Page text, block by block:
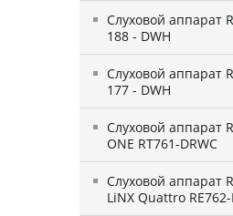
Слуховой аппарат
188 - DWH
Слуховой аппарат
177 - DWH
Слуховой аппарат
ONE RT761-DRWC
Слуховой аппарат
LiNX Quattro RE762-